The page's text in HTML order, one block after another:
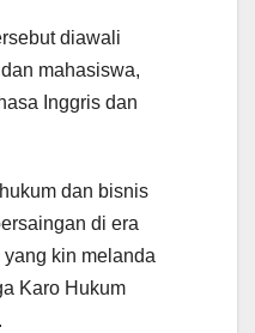
diawali
mahasiswa,
Inggris dan
dan bisnis
di era
kin melanda
Karo Hukum